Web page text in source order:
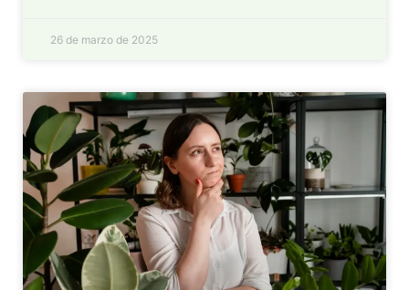
26 de marzo de 2025